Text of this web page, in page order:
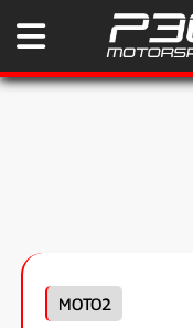
MOTO2